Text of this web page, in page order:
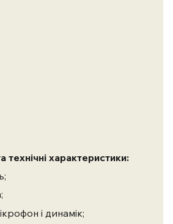
технічні характеристики:
і динамік;